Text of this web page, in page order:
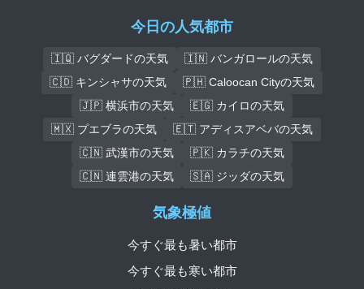
今日の人気都市
🇮🇶 バグダードの天気
🇮🇳 バンガロールの天気
🇨🇩 キンシャサの天気
🇵🇭 Caloocan Cityの天気
🇯🇵 横浜市の天気
🇪🇬 カイロの天気
🇲🇽 プエブラの天気
🇪🇹 アディスアベバの天気
🇨🇳 武漢市の天気
🇵🇰 カラチの天気
🇨🇳 連雲港の天気
🇸🇦 ジッダの天気
気象極値
今すぐ最も暑い都市
今すぐ最も寒い都市